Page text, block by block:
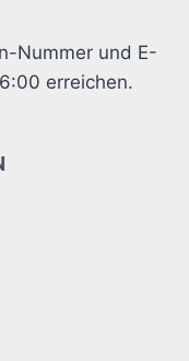
Nummer und E-
erreichen.